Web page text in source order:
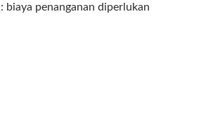
biaya penanganan diperlukan